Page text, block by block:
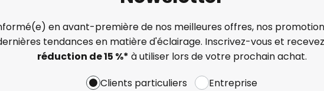
en avant-première de nos meilleures offres, nos
tendances en matière d'éclairage. Inscrivez-vous et
réduction de 15 %* à utiliser lors de votre prochain achat.
Clients particuliers
Entreprise